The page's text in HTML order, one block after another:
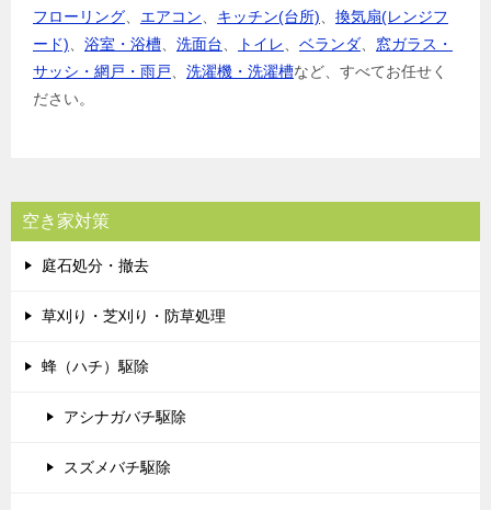
フローリング エアコン キッチン(台所)
換気扇(レンジフ
ード)
浴室・浴槽 洗面台 トイレ ベランダ
窓ガラス・
サッシ・網戸・雨戸
洗濯機・洗濯槽など、すべてお任せく
ださい。
空き家対策
庭石処分・撤去
草刈り・芝刈り・防草処理
蜂（ハチ）駆除
アシナガバチ駆除
スズメバチ駆除